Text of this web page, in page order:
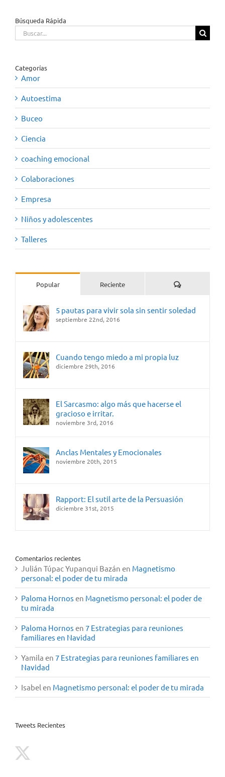
Búsqueda Rápida
Buscar:
Categorías
Amor
Autoestima
Buceo
Ciencia
coaching emocional
Colaboraciones
Empresa
Niños y adolescentes
Talleres
Popular Reciente Comentarios
5 pautas para vivir sola sin sentir soledad
septiembre 22nd, 2016
Cuando tengo miedo a mi propia luz
diciembre 29th, 2016
El Sarcasmo: algo más que hacerse el
gracioso e irritar.
noviembre 3rd, 2016
Anclas Mentales y Emocionales
noviembre 20th, 2015
Rapport: El sutil arte de la Persuasión
diciembre 31st, 2015
Comentarios recientes
Julián Túpac Yupanqui Bazán en Magnetismo
personal: el poder de tu mirada
Paloma Hornos en Magnetismo personal: el poder de
tu mirada
Paloma Hornos en 7 Estrategias para reuniones
familiares en Navidad
Yamila en 7 Estrategias para reuniones familiares en
Navidad
Isabel en Magnetismo personal: el poder de tu mirada
Tweets Recientes